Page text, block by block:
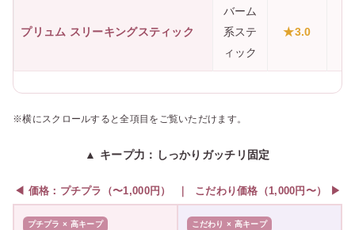
プリュム スリーキングスティック
バーム
系ステ
ィック
★3.0
※横にスクロールすると全項目をご覧いただけます。
▲ キープ力：しっかりガッチリ固定
◀ 価格：プチプラ（〜1,000円） ｜ こだわり価格（1,000円〜） ▶
プチプラ × 高キープ こだわり × 高キープ